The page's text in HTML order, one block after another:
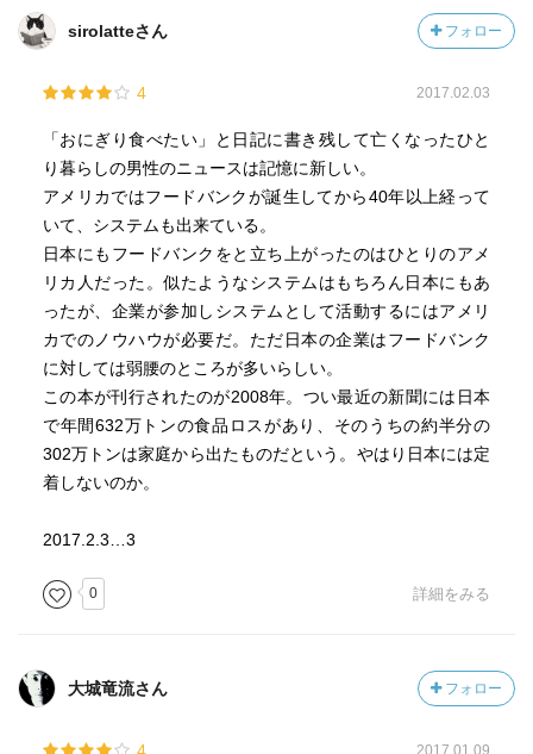
sirolatteさん フォロー
4 2017.02.03
「おにぎり食べたい」と日記に書き残して亡くなったひと
り暮らしの男性のニュースは記憶に新しい。
アメリカではフードバンクが誕生してから40年以上経って
いて、システムも出来ている。
日本にもフードバンクをと立ち上がったのはひとりのアメ
リカ人だった。似たようなシステムはもちろん日本にもあ
ったが、企業が参加しシステムとして活動するにはアメリ
カでのノウハウが必要だ。ただ日本の企業はフードバンク
に対しては弱腰のところが多いらしい。
この本が刊行されたのが2008年。つい最近の新聞には日本
で年間632万トンの食品ロスがあり、そのうちの約半分の
302万トンは家庭から出たものだという。やはり日本には定
着しないのか。
2017.2.3…3
0 詳細をみる
大城竜流さん フォロー
2017.01.09